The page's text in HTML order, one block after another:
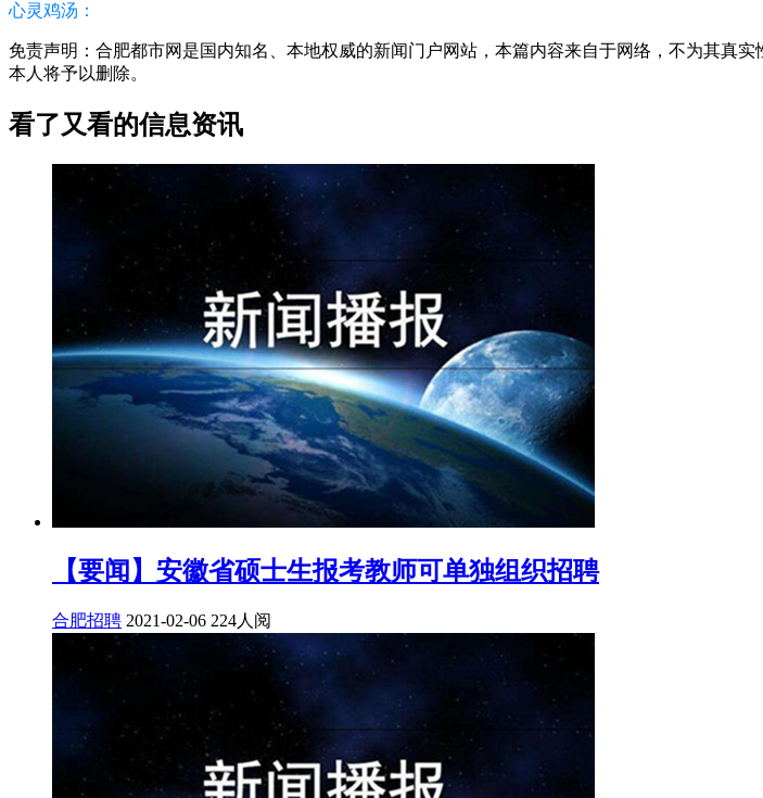
心灵鸡汤：
免责声明：合肥都市网是国内知名、本地权威的新闻门户网站，本篇内容来自于网络，不为其真
本人将予以删除。
看了又看的信息资讯
【要闻】安徽省硕士生报考教师可单独组织招聘
合肥招聘 2021-02-06 224人阅